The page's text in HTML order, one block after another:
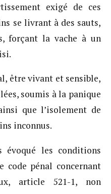
exigé de ces
se livrant à des sauts,
forçant la vache à un
être vivant et sensible,
soumis à la panique
que l’isolement de
inconnus.
évoqué les conditions
code pénal concernant
article 521-1, non